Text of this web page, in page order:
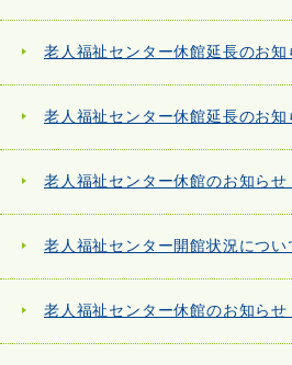
老人福祉センター休館延長のお知
老人福祉センター休館延長のお知
老人福祉センター休館のお知らせ
老人福祉センター開館状況につい
老人福祉センター休館のお知らせ